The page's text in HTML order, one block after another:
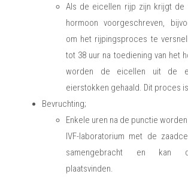
Als de eicellen rijp zijn krijgt de
hormoon voorgeschreven,
om het rijpingsproces te
tot 38 uur na toediening van het
worden de eicellen uit de
eierstokken gehaald. Dit proces
Bevruchting;
Enkele uren na de punctie
IVF-laboratorium met de
samengebracht en kan
plaatsvinden.